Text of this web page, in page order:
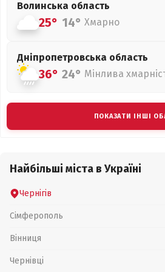
Волинська область
25° 14° Хмарно
Дніпропетровська область
36° 24° Мінлива
ПОКАЗАТИ ІНШІ
Найбільші міста в Україні
Чернігів
Сімферополь
Вінниця
Чернівці